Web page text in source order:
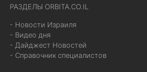
РАЗДЕЛЫ ORBITA.CO.IL
- Новости Израиля
- Видео дня
- Дайджест Новостей
- Справочник специалистов